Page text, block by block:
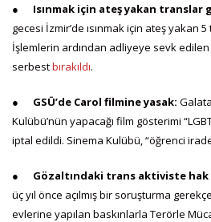
● Isınmak için ateş yakan translar
gecesi İzmir’de ısınmak için ateş yakan 5
İşlemlerin ardından adliyeye sevk
serbestbırakıldı.
● GSÜ’de Carol filmine yasak:
Kulübü’nün yapacağı film gösterimi
iptal edildi. Sinema Kulübü, “öğrenci
● Gözaltındaki trans aktiviste
üç yıl önce açılmış bir soruşturma
evlerine yapılan baskınlarla Terörle